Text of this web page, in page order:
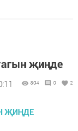
җиңде
804 0 2